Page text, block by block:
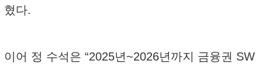
혔다.
이어 정 수석은 “2025년~2026년까지 금융권 SW